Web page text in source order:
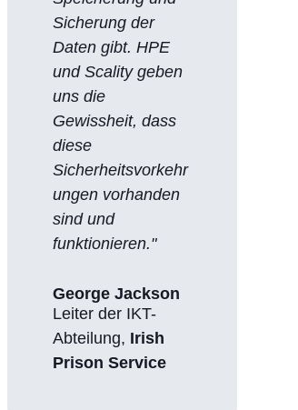
Sicherung der
Daten gibt. HPE
und Scality geben
uns die
Gewissheit, dass
diese
Sicherheitsvorkehr
ungen vorhanden
sind und
funktionieren."
George Jackson
Leiter der IKT-
Abteilung, Irish
Prison Service